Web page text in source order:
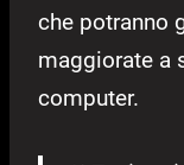
che potranno
maggiorate a
computer.